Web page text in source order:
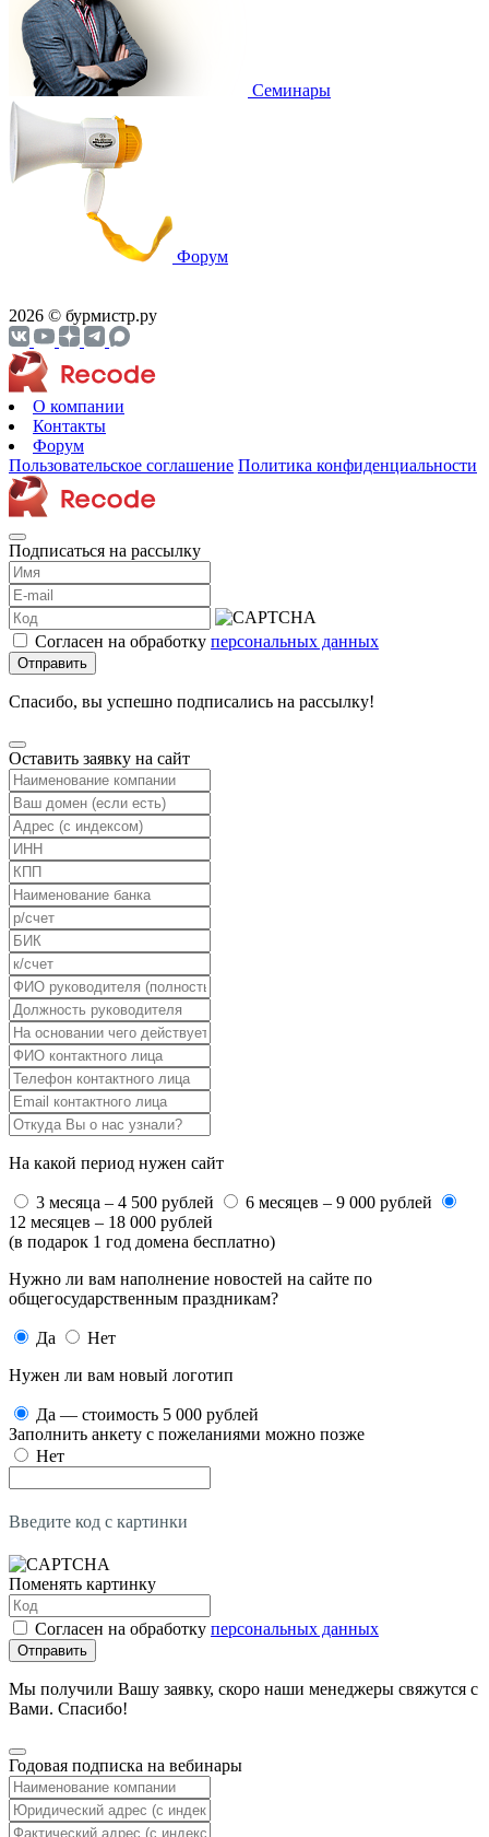
Cеминары
Форум
2026 © бурмистр.ру
О компании
Контакты
Форум
Пользовательское соглашение Политика конфиденциальности
Подписаться на рассылку
Согласен на обработку персональных данных
Отправить
Спасибо, вы успешно подписались на рассылку!
Оставить заявку на сайт
На какой период нужен сайт
3 месяца – 4 500 рублей
6 месяцев – 9 000 рублей
12 месяцев – 18 000 рублей
(в подарок 1 год домена бесплатно)
Нужно ли вам наполнение новостей на сайте по
общегосударственным праздникам?
Да
Нет
Нужен ли вам новый логотип
Да — стоимость 5 000 рублей
Заполнить анкету с пожеланиями можно позже
Нет
Введите код с картинки
Поменять картинку
Согласен на обработку персональных данных
Отправить
Мы получили Вашу заявку, скоро наши менеджеры свяжутся с
Вами. Спасибо!
Годовая подписка на вебинары